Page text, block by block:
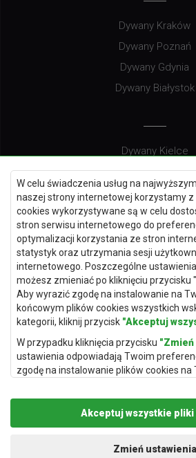
W celu świadczenia usług na
naszej strony internetowej korzystamy z
cookies wykorzystywane są w celu
stron serwisu internetowego do
optymalizacji korzystania ze stron
statystyk oraz utrzymania sesji
internetowego. Poszczególne
możesz zmieniać po kliknięciu przycisku
Aby wyrazić zgodę na instalowanie na
końcowym plików cookies wszystkich
kategorii, kliknij przycisk "Akceptuj
W przypadku kliknięcia przycisku "Zmień
ustawienia odpowiadają Twoim
zgodę na instalowanie plików cookies
"Zapisz i zaakceptuj".
Podstawą przetwarzania danych
administratora danych osobowych
Akceptuj wszystkie pliki
Zmień ustawienia
Dywany Kraków
Dywany Poznań
Dywany Gdynia
Dywany Białystok
Dywany Kielce
Dywany Gdańsk
Dywany Toruń
Dywany
Dywany Łódź
Dywany Katowice
Dywany Rzeszów
Dywany
Projekt i realizacja: